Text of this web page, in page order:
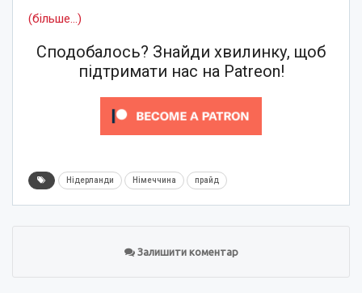
(більше…)
Сподобалось? Знайди хвилинку, щоб
підтримати нас на Patreon!
Нідерланди Німеччина прайд
Залишити коментар